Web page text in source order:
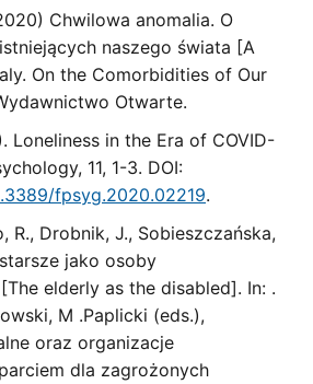
Chwilowa anomalia. O
naszego świata [A
On the Comorbidities of Our
Otwarte.
Loneliness in the Era of COVID-
11, 1-3. DOI:
fpsyg.2020.02219.
R., Drobnik, J., Sobieszczańska,
jako osoby
elderly as the disabled]. In: .
M .Paplicki (eds.),
oraz organizacje
dla zagrożonych